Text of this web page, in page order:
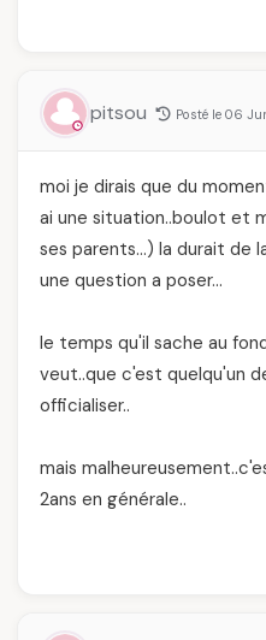
pitsou Posté le 06
moi je dirais que du
ai une situation..boulot et
ses parents…) la durait de
une question a poser…
le temps qu'il sache au
veut..que c'est quelqu'un
officialiser..
mais
2ans en générale..